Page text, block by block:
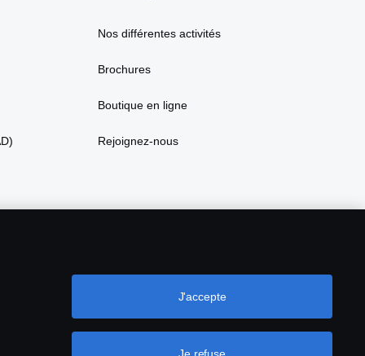
Nos différentes activités
Brochures
Boutique en ligne
Rejoignez-nous
J'accepte